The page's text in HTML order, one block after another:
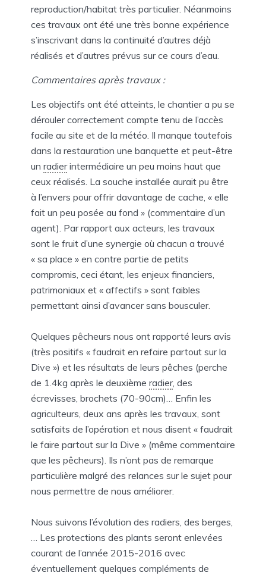
reproduction/habitat très particulier. Néanmoins
ces travaux ont été une très bonne expérience
s’inscrivant dans la continuité d’autres déjà
réalisés et d’autres prévus sur ce cours d’eau.
Commentaires après travaux :
Les objectifs ont été atteints, le chantier a pu se
dérouler correctement compte tenu de l’accès
facile au site et de la météo. Il manque toutefois
dans la restauration une banquette et peut-être
un radierintermédiaire un peu moins haut que
ceux réalisés. La souche installée aurait pu être
à l’envers pour offrir davantage de cache, « elle
fait un peu posée au fond » (commentaire d’un
agent). Par rapport aux acteurs, les travaux
sont le fruit d’une synergie où chacun a trouvé
« sa place » en contre partie de petits
compromis, ceci étant, les enjeux financiers,
patrimoniaux et « affectifs » sont faibles
permettant ainsi d’avancer sans bousculer.
Quelques pêcheurs nous ont rapporté leurs avis
(très positifs « faudrait en refaire partout sur la
Dive ») et les résultats de leurs pêches (perche
de 1.4kg après le deuxième radier, des
écrevisses, brochets (70-90cm)… Enfin les
agriculteurs, deux ans après les travaux, sont
satisfaits de l’opération et nous disent « faudrait
le faire partout sur la Dive » (même commentaire
que les pêcheurs). Ils n’ont pas de remarque
particulière malgré des relances sur le sujet pour
nous permettre de nous améliorer.
Nous suivons l’évolution des radiers, des berges,
… Les protections des plants seront enlevées
courant de l’année 2015-2016 avec
éventuellement quelques compléments de